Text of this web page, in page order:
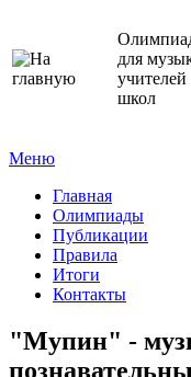
для
школ
Меню
Главная
Олимпиады
Публикации
Правила
Итоги
Контакты
"Мупин" -